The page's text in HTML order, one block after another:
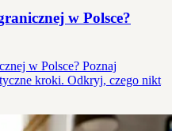
w Polsce?
w Polsce? Poznaj
kroki. Odkryj, czego nikt